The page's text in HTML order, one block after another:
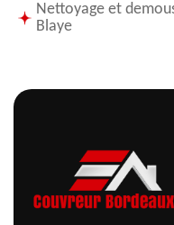
Nettoyage et
Blaye